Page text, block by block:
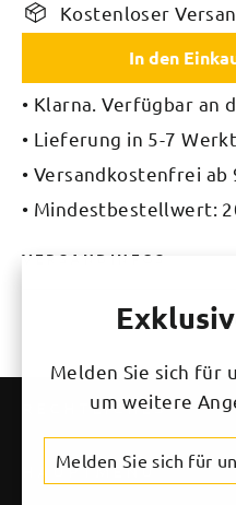
Melden Sie sich für
um weitere
MELDEN
SIE
ABONNIEREN
Kostenloser
In den
• Klarna. Verfügbar an
• Lieferung in 5-7
• Versandkostenfrei ab
• Mindestbestellwert:
VERSANDINFOS
RECHTLICHES
HAUPTMENÜ